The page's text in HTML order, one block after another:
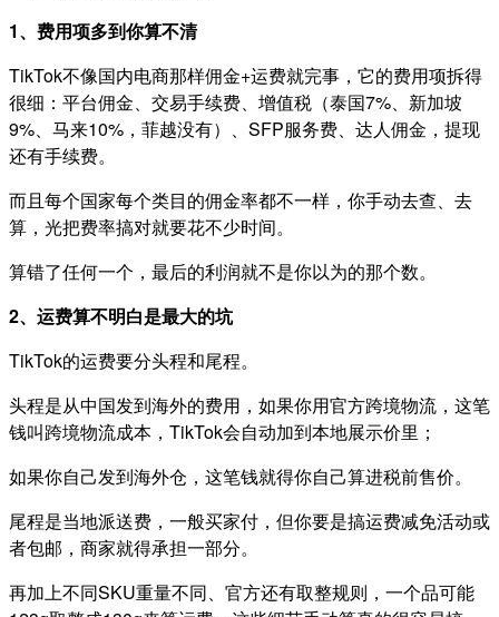
1、费用项多到你算不清
TikTok不像国内电商那样佣金+运费就完事， 它的费用项拆得
很细：平台佣金、交易手续费、增值税（泰国7%、新加坡
9%、马来10%，菲越没有）、SFP服务费、达人佣金，提现
还有手续费。
而且每个国家每个类目的佣金率都不一样，你手动去查、去
算，光把费率搞对就要花不少时间。
算错了任何一个，最后的利润就不是你以为的那个数。
2、运费算不明白是最大的坑
TikTok的运费要分头程和尾程。
头程是从中国发到海外的费用，如果你用官方跨境物流，这笔
钱叫跨境物流成本，TikTok会自动加到本地展示价里；
如果你自己发到海外仓，这笔钱就得你自己算进税前售价。
尾程是当地派送费，一般买家付，但你要是搞运费减免活动或
者包邮，商家就得承担一部分。
再加上不同SKU重量不同、官方还有取整规则，一个品可能